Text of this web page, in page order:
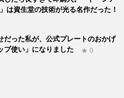
は資生堂の技術が光る名作だった！
だった私が、公式プレートのおかげ
プ使い」になりました
★ 0